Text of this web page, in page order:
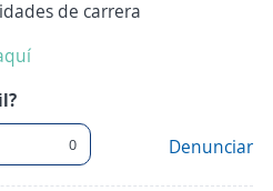
de carrera
0 Denunciar